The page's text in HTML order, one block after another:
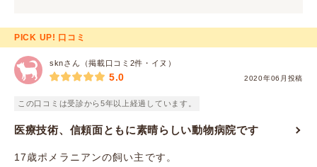
PICK UP! 口コミ
sknさん（掲載口コミ2件・イヌ）
2020年06月投稿
5.0
この口コミは受診から5年以上経過しています。
医療技術、信頼面ともに素晴らしい動物病院です
17歳ポメラニアンの飼い主です。